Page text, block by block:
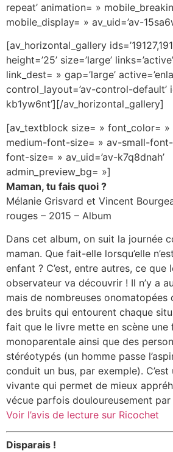
repeat’ animation= »
mobile_display= » av_uid=’av-
[av_horizontal_gallery
height=’25’ size=’large’
link_dest= » gap=’large’
control_layout=’av-control-default’
kb1yw6nt’][/av_horizontal_gallery]
[av_textblock size= » font_color=
medium-font-size= » av-small-
font-size= » av_uid=’av-k7q8dnah’
admin_preview_bg= »]
Maman, tu fais quoi ?
Mélanie Grisvard et Vincent
rouges – 2015 – Album
Dans cet album, on suit la journée
maman. Que fait-elle lorsqu’elle
enfant ? C’est, entre autres, ce que
observateur va découvrir ! Il n’y a
mais de nombreuses
des bruits qui entourent chaque
fait que le livre mette en scène une
monoparentale ainsi que des
stéréotypés (un homme passe
conduit un bus, par exemple).
vivante qui permet de mieux
vécue parfois douloureusement par
Voir l’avis de lecture sur Ricochet
Disparais !